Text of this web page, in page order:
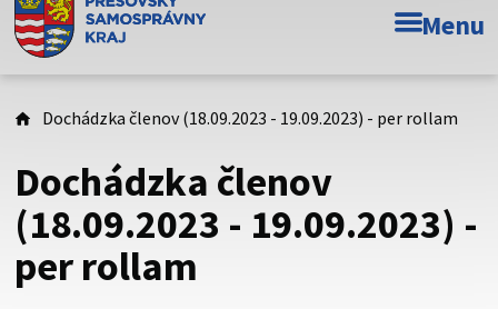
Doména psk.sk je oficiálna
Toto je oficiálna webová stránka Prešovského
psk.sk.
Táto stránka je zabezpečená
Buďte pozorní a vždy sa uistite, že zdieľate informácie iba
cez zabezpečenú webovú stránku. Zabezpečená stránka
vždy začína https:// pred názvom domény webového sídla.
Menu
Dochádzka členov (18.09.2023 - 19.09.2023) - per rollam
Dochádzka členov
(18.09.2023 - 19.09.2023) -
per rollam